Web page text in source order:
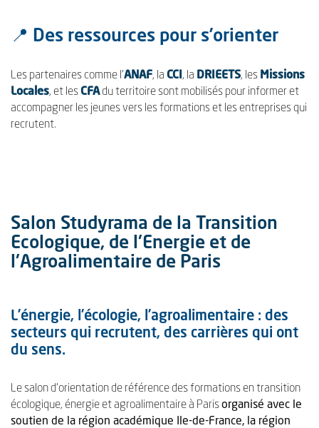
📍 Des ressources pour s’orienter
Les partenaires comme l’ANAF, la CCI , la DRIEETS, les Missions
Locales, et lesCFAdu territoire sont mobilisés pour informer et
accompagner les jeunes vers les formations et les entreprises qui
recrutent.
Salon Studyrama de la Transition
Ecologique, de l'Energie et de
l'Agroalimentaire de Paris
L’énergie, l’écologie, l’agroalimentaire : des
secteurs qui recrutent, des carrières qui ont
du sens.
Le salon d’orientation de référence des formations en transition
écologique, énergie et agroalimentaire à Parisorganisé avec le
soutien de la région académique Ile-de-France, la région